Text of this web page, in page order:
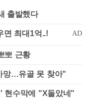
출발했다
뽀 근황
망…유골 못 찾아"
현수막에 "X돌았네"